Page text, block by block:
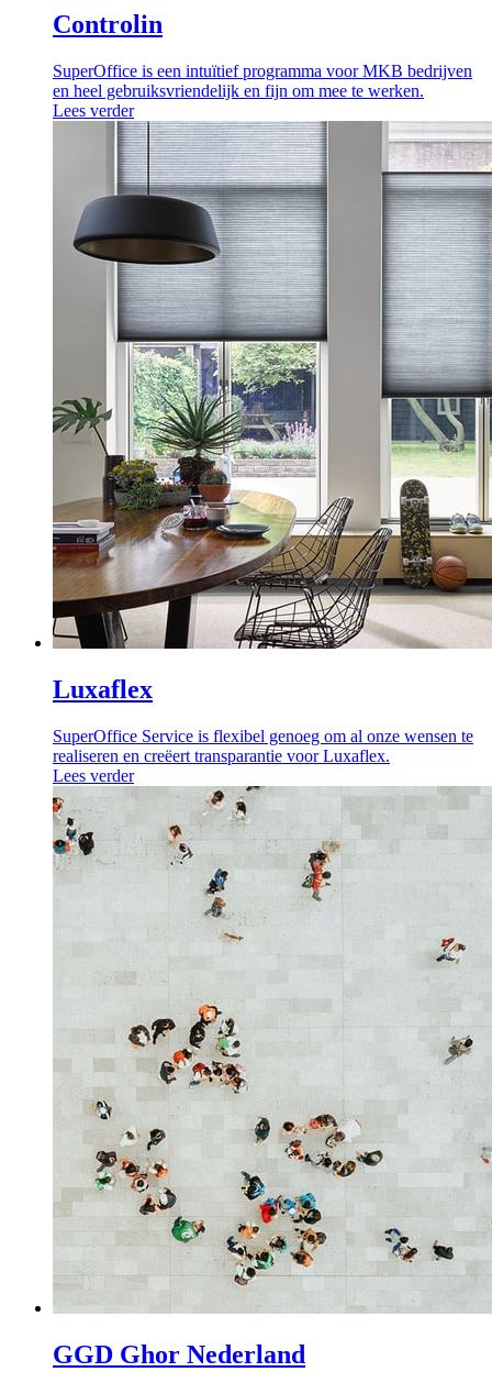
Controlin
SuperOffice is een intuïtief programma voor MKB bedrijven
en heel gebruiksvriendelijk en fijn om mee te werken.
Lees verder
Luxaflex
SuperOffice Service is flexibel genoeg om al onze wensen te
realiseren en creëert transparantie voor Luxaflex.
Lees verder
GGD Ghor Nederland